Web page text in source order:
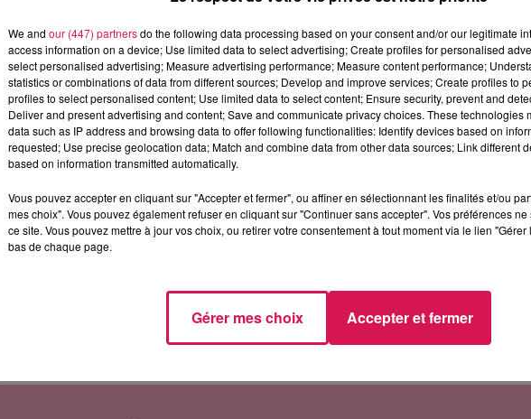
commencer cet été, pour laisser la place à la construction d’un
d’une trentaine de logements, de 2 cellules commerciales et
elle devrait aussi être rasée sous 12 mois, pour être transformée en
d’un partenariat avec l’EPF, l’établissement public foncier, et à
de préemption urbain à l’EPF soit accepté par le préfet ! Outre
d’arbres, des places de stationnement y seront également
fabrication de céramiques fermée en 2012, devrait à son tour être
d’ici 2030. Là-aussi, une convention de 5 ans a été signé
démolir les ruines de ce riche passé industriel à Landrecies !
We and our (447) partnersdo the following data processing based on your consent and/or our legitimate
access information on a device; Use limited data to select advertising; Create profiles for personalised
select personalised advertising; Measure advertising performance; Measure content performance;
statistics or combinations of data from different sources; Develop and improve services; Create profiles to
profiles to select personalised content; Use limited data to select content; Ensure security, prevent and
Deliver and present advertising and content; Save and communicate privacy choices. These technologies
data such as IP address and browsing data to offer following functionalities: Identify devices based on
requested; Use precise geolocation data; Match and combine data from other data sources; Link different
based on information transmitted automatically.
Vous pouvez accepter en cliquant sur "Accepter et fermer", ou affiner en sélectionnant les finalités et/ou
mes choix". Vous pouvez également refuser en cliquant sur "Continuer sans accepter". Vos préférences
ce site. Vous pouvez mettre à jour vos choix, ou retirer votre consentement à tout moment via le lien
bas de chaque page.
Gérer mes choix Accepter et fermer